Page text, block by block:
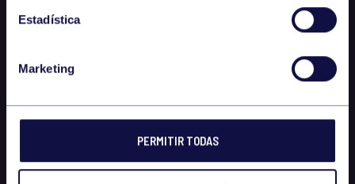
Estadística
Marketing
PERMITIR TODAS